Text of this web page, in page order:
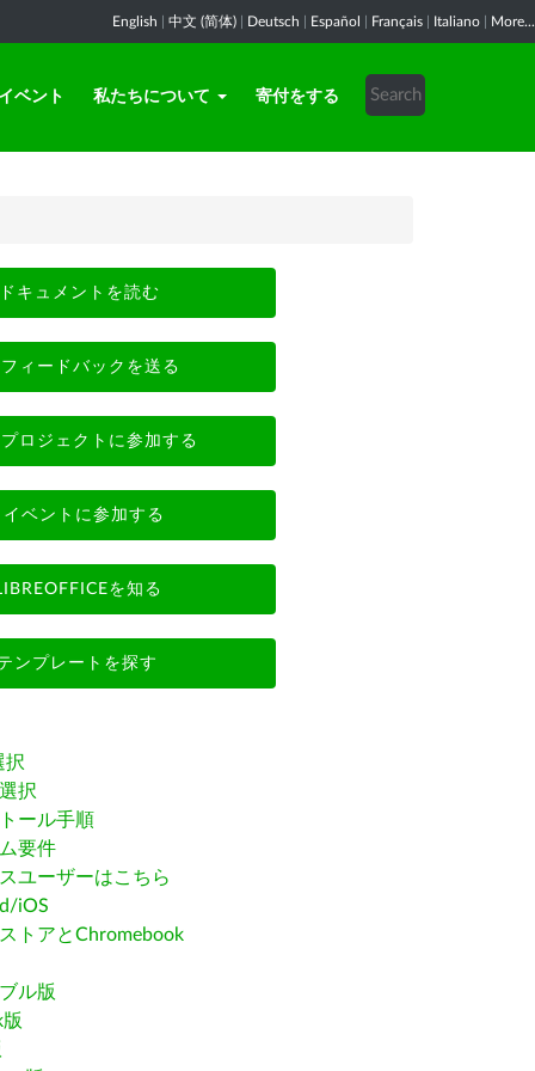
English 中文 (简体) Deutsch Español Français Italiano More...
イベント 私たちについて 寄付をする
ドキュメントを読む
フィードバックを送る
プロジェクトに参加する
イベントに参加する
を知る
ンプレートを探す
択
択
ール手順
要件
ユーザーはこちら
iOS
トアとChromebook
ル版